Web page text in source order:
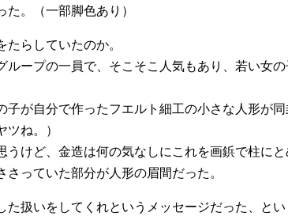
。（一部脚色あり）
らしていたのか。
ループの一員で、そこそこ人気もあり、若い女
子が自分で作ったフエルト細工の小さな人形が同
ツね。）
うけど、金造は何の気なしにこれを画鋲で柱に
っていた部分が人形の眉間だった。
扱いをしてくれというメッセージだった、とい